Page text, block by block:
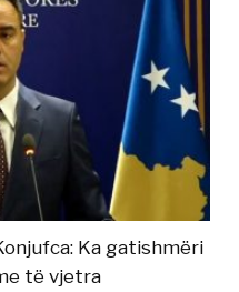
Ka gatishmëri
të vjetra